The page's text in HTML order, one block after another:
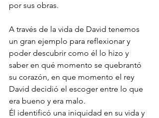
por sus obras.
A través de la vida de David tenemos
un gran ejemplo para reflexionar y
poder descubrir como él lo hizo y
saber en qué momento se quebrantó
su corazón, en que momento el rey
David decidió el escoger entre lo que
era bueno y era malo.
Él identificó una iniquidad en su vida y